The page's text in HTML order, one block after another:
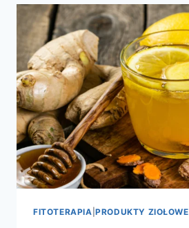
FITOTERAPIA |PRODUKTY ZIOŁOWE